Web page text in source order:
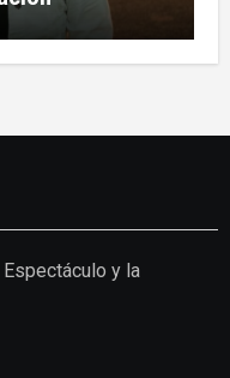
y la